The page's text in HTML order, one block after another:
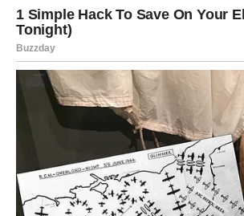
ograničavaju završavaju se ili se
prostor za nove ljude, ideje i puteve koji
sputavaju.
Ovo je početak novog karmičkog
nagrađuje autentičnost, hrabrost i
potpuno spremni.